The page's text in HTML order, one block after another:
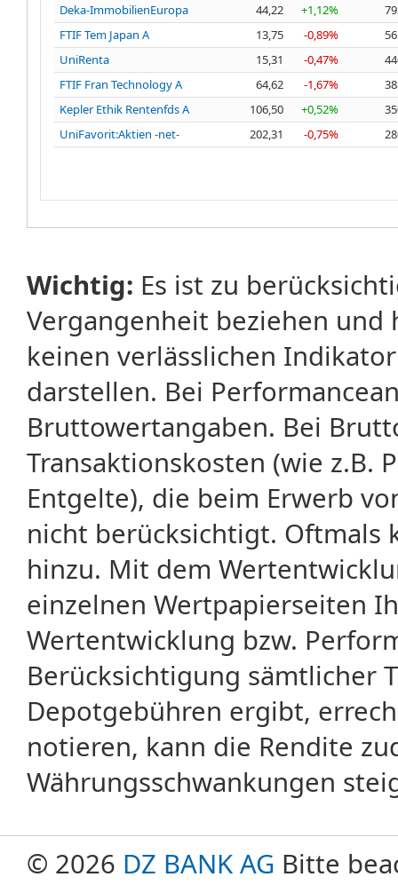
Deka-ImmobilienEuropa
44,22 +1,12%
FTIF Tem Japan A
13,75 -0,89%
UniRenta
15,31 -0,47%
FTIF Fran Technology A
64,62 -1,67%
Kepler Ethik Rentenfds A
106,50 +0,52%
UniFavorit:Aktien -net-
202,31 -0,75%
Wichtig: Es ist zu
Vergangenheit beziehen
keinen verlässlichen
darstellen. Bei
Bruttowertangaben. Bei
Transaktionskosten (wie z.B.
Entgelte), die beim Erwerb
nicht berücksichtigt. Oftmals
hinzu. Mit dem
einzelnen Wertpapierseiten
Wertentwicklung bzw.
Berücksichtigung sämtlicher
Depotgebühren ergibt,
notieren, kann die Rendite
Währungsschwankungen
© 2026 DZ BANK AG Bitte